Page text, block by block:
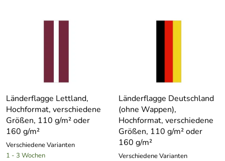
Länderflagge Lettland,
Hochformat, verschiedene
Größen, 110 g/m² oder
160 g/m²
Verschiedene Varianten
1 - 3 Wochen
Länderflagge Deutschland
(ohne Wappen),
Hochformat, verschiedene
Größen, 110 g/m² oder
160 g/m²
Verschiedene Varianten